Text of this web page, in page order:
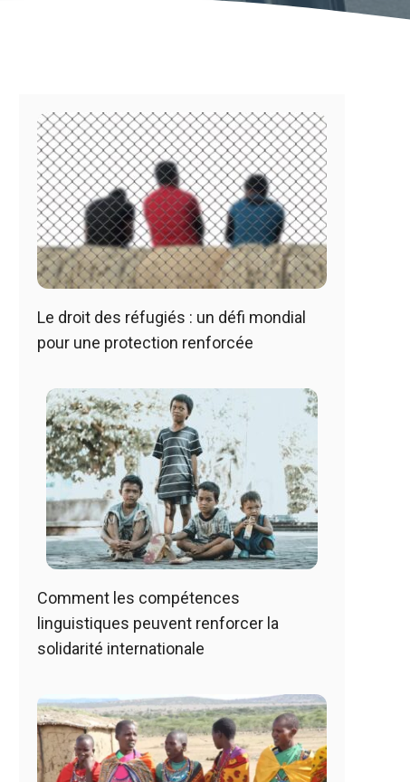
Le droit des réfugiés : un défi mondial
pour une protection renforcée
Comment les compétences
linguistiques peuvent renforcer la
solidarité internationale